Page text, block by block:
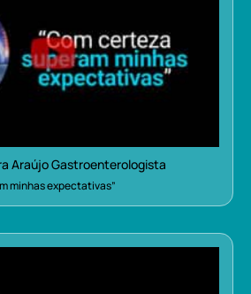
Araújo Gastroenterologista
minhas expectativas”